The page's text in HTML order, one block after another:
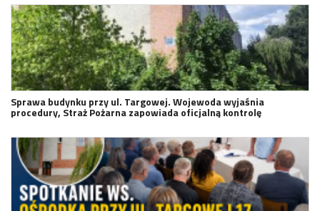
Sprawa budynku przy ul. Targowej. Wojewoda wyjaśnia
procedury, Straż Pożarna zapowiada oficjalną kontrolę